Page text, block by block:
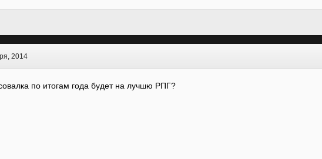
2014
по итогам года будет на лучшю РПГ?